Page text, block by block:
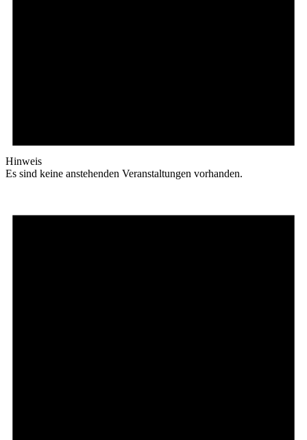
Hinweis
Es sind keine anstehenden Veranstaltungen vorhanden.